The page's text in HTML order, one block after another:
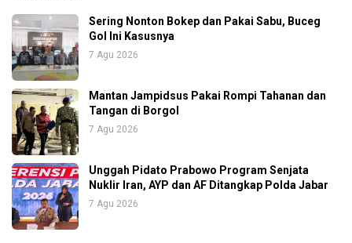
Sering Nonton Bokep dan Pakai Sabu, Buceg
Gol Ini Kasusnya
7 Agu 2026
Mantan Jampidsus Pakai Rompi Tahanan dan
Tangan di Borgol
7 Agu 2026
Unggah Pidato Prabowo Program Senjata
Nuklir Iran, AYP dan AF Ditangkap Polda Jabar
7 Agu 2026